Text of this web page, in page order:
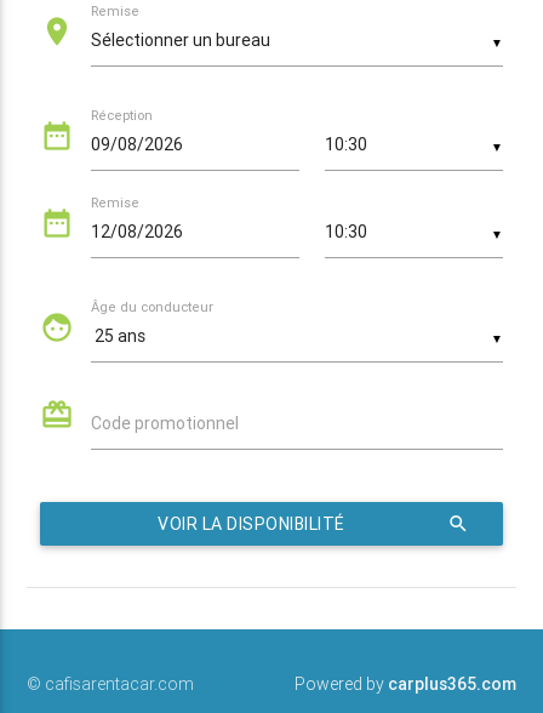
location_on
Remise
▼
date_range
Réception
▼
date_range
Remise
▼
face
Âge du conducteur
▼
card_giftcard Code promotionnel
search
VOIR LA DISPONIBILITÉ
© cafisarentacar.com Powered by carplus365.com